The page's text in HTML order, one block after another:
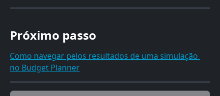
Próximo passo
Como navegar pelos resultados de uma simulação
no Budget Planner